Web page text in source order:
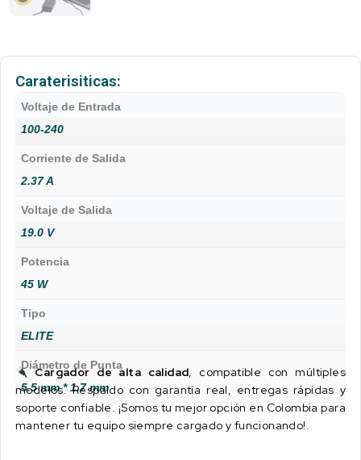
Caraterisiticas:
Voltaje de Entrada
100-240
Corriente de Salida
2.37 A
Voltaje de Salida
19.0 V
Potencia
45 W
Tipo
ELITE
Diámetro de Punta
5.5 mm * 1.7 mm
Cargador de alta calidad, compatible con múltiples
modelos. Respaldo con garantía real, entregas rápidas y
soporte confiable. ¡Somos tu mejor opción en Colombia para
mantener tu equipo siempre cargado y funcionando!.